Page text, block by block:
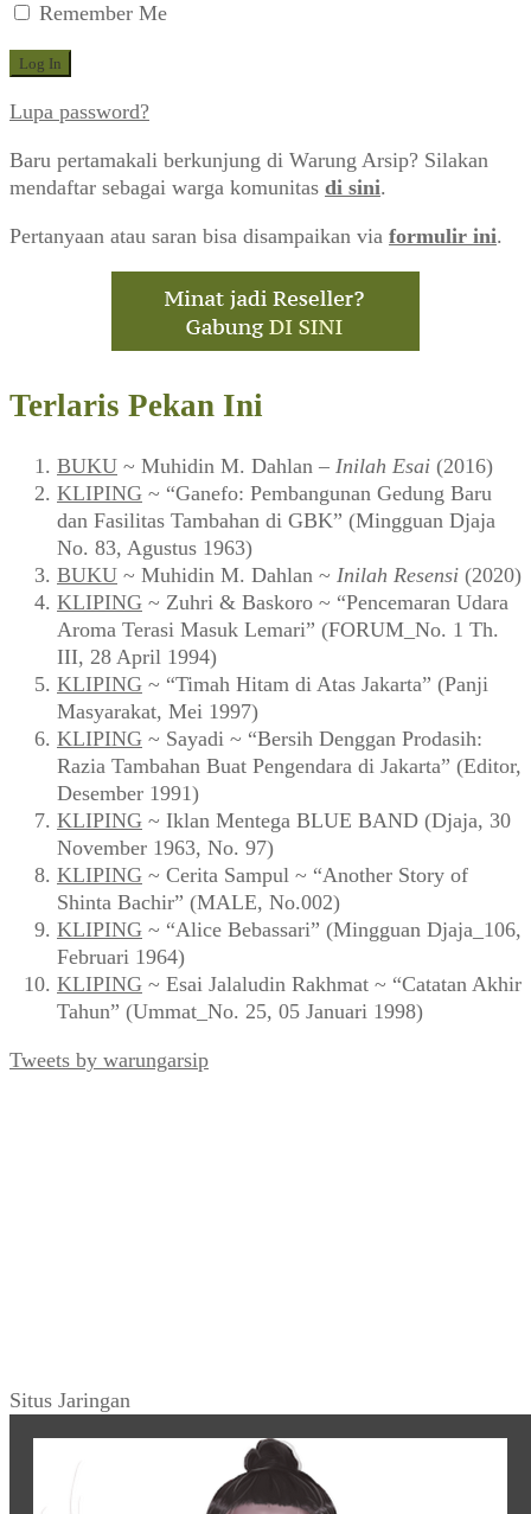
Remember Me
Lupa password?
Baru pertamakali berkunjung di Warung Arsip? Silakan
mendaftar sebagai warga komunitas di sini.
Pertanyaan atau saran bisa disampaikan via formulir ini.
Terlaris Pekan Ini
BUKU ~ Muhidin M. Dahlan – Inilah Esai (2016)
KLIPING ~ “Ganefo: Pembangunan Gedung Baru
dan Fasilitas Tambahan di GBK” (Mingguan Djaja
No. 83, Agustus 1963)
BUKU ~ Muhidin M. Dahlan ~ Inilah Resensi (2020)
KLIPING ~ Zuhri & Baskoro ~ “Pencemaran Udara
Aroma Terasi Masuk Lemari” (FORUM_No. 1 Th.
III, 28 April 1994)
KLIPING ~ “Timah Hitam di Atas Jakarta” (Panji
Masyarakat, Mei 1997)
KLIPING ~ Sayadi ~ “Bersih Denggan Prodasih:
Razia Tambahan Buat Pengendara di Jakarta” (Editor,
Desember 1991)
KLIPING ~ Iklan Mentega BLUE BAND (Djaja, 30
November 1963, No. 97)
KLIPING ~ Cerita Sampul ~ “Another Story of
Shinta Bachir” (MALE, No.002)
KLIPING ~ “Alice Bebassari” (Mingguan Djaja_106,
Februari 1964)
KLIPING ~ Esai Jalaludin Rakhmat ~ “Catatan Akhir
Tahun” (Ummat_No. 25, 05 Januari 1998)
Tweets by warungarsip
Situs Jaringan